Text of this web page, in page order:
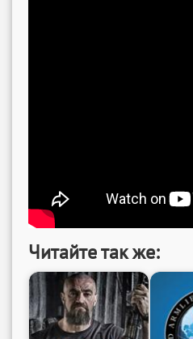
Читайте так же: